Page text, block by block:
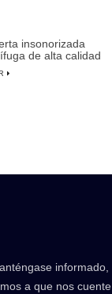
insonorizada
de alta calidad
manual
informado,
a que nos cuente